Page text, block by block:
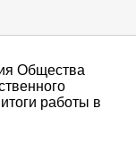
Общества
работы в